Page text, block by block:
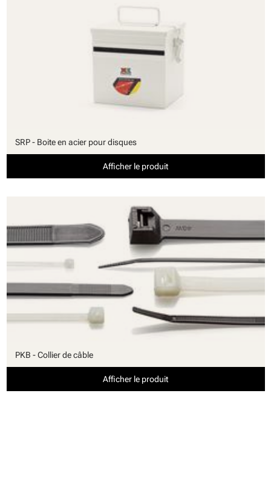
SRP - Boite en acier pour disques
Afficher le produit
PKB - Collier de câble
Afficher le produit